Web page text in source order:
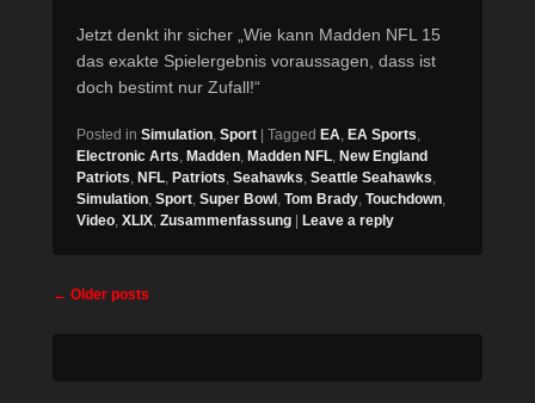
Jetzt denkt ihr sicher „Wie kann Madden NFL 15
das exakte Spielergebnis voraussagen, dass ist
doch bestimt nur Zufall!“
Posted in Simulation Sport | Tagged EA EA Sports
Electronic Arts Madden Madden NFL New England
Patriots NFL Patriots Seahawks Seattle Seahawks
Simulation Sport Super Bowl Tom Brady Touchdown
Video XLIX Zusammenfassung | Leave a reply
Post
← Older posts